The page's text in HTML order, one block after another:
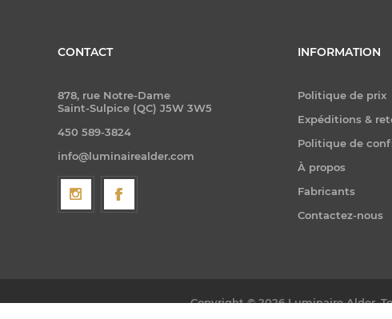
CONTACT
878, rue Notre-Dame
Saint-Sulpice (QC) J5W 3W5
450 589-3824
info@luminairealder.com
INFORMATION
Politique de prix
Expéditions &
Politique de
À propos
Fabricants
Contactez-nous
Copyright © 2026 Luminaire Alder.